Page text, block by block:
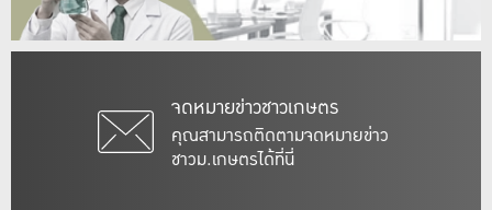
จดหมายข่าวชาวเกษตร
คุณสามารถติดตามจดหมายข่าว
ชาวม.เกษตรได้ที่นี่